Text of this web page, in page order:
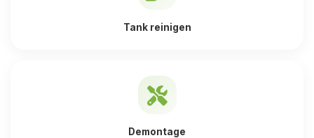
Tank reinigen
Demontage